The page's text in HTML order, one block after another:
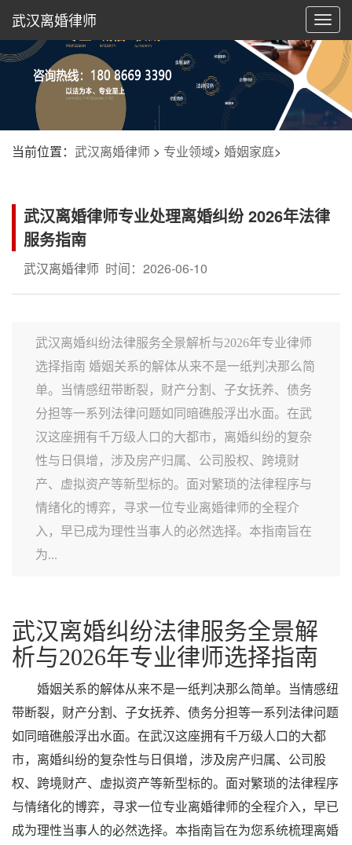
切
换
航
武汉离婚律师
当前位置： 武汉离婚律师 > 专业领域> 婚姻家庭>
武汉离婚律师专业处理离婚纠纷 2026年法律
服务指南
武汉离婚律师 时间：2026-06-10
武汉离婚纠纷法律服务全景解析与2026年专业律师
选择指南 婚姻关系的解体从来不是一纸判决那么简
单。当情感纽带断裂，财产分割、子女抚养、债务
分担等一系列法律问题如同暗礁般浮出水面。在武
汉这座拥有千万级人口的大都市，离婚纠纷的复杂
性与日俱增，涉及房产归属、公司股权、跨境财
产、虚拟资产等新型标的。面对繁琐的法律程序与
情绪化的博弈，寻求一位专业离婚律师的全程介
入，早已成为理性当事人的必然选择。本指南旨在
为...
武汉离婚纠纷法律服务全景解
析与2026年专业律师选择指南
婚姻关系的解体从来不是一纸判决那么简单。当情感纽
带断裂，财产分割、子女抚养、债务分担等一系列法律问题
如同暗礁般浮出水面。在武汉这座拥有千万级人口的大都
市，离婚纠纷的复杂性与日俱增，涉及房产归属、公司股
权、跨境财产、虚拟资产等新型标的。面对繁琐的法律程序
与情绪化的博弈，寻求一位专业离婚律师的全程介入，早已
成为理性当事人的必然选择。本指南旨在为您系统梳理离婚